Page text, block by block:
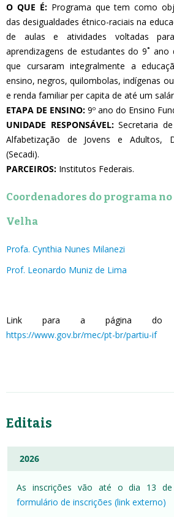
O QUE É:Programa que tem como
das desigualdades étnico-raciais na
de aulas e atividades voltadas
aprendizagens de estudantes do 9˚ ano
que cursaram integralmente a
ensino, negros, quilombolas, indígenas
e renda familiar per capita de até um
ETAPA DE ENSINO: 9º ano do Ensino
UNIDADE RESPONSÁVEL:Secretaria de
Alfabetização de Jovens e Adultos,
(Secadi).
PARCEIROS: Institutos Federais.
Coordenadores do programa
Velha
Profa. Cynthia Nunes Milanezi
Prof. Leonardo Muniz de Lima
Link para a página do
https://www.gov.br/mec/pt-br/partiu-if
Editais
2026
As inscrições vão até o dia 13 de
formulário de inscrições (link externo)